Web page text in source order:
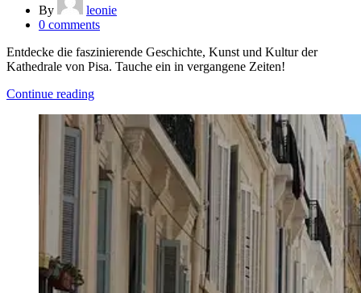
By
leonie
0 comments
Entdecke die faszinierende Geschichte, Kunst und Kultur der
Kathedrale von Pisa. Tauche ein in vergangene Zeiten!
Continue reading